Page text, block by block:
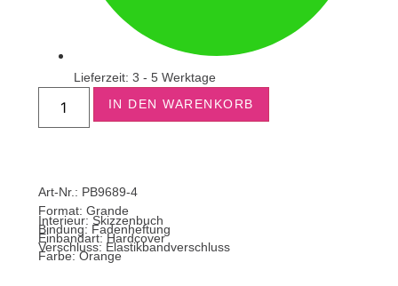
Lieferzeit: 3 - 5 Werktage
IN DEN WARENKORB
Art-Nr.: PB9689-4
Format: Grande
Interieur: Skizzenbuch
Bindung: Fadenheftung
Einbandart: Hardcover
Verschluss: Elastikbandverschluss
Farbe: Orange